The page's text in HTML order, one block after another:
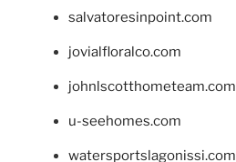
salvatoresinpoint.com
jovialfloralco.com
johnlscotthometeam.com
u-seehomes.com
watersportslagonissi.com